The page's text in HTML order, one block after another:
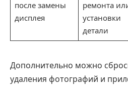
после замены
дисплея
ремонта
установки
детали
Дополнительно можно
удаления фотографий и